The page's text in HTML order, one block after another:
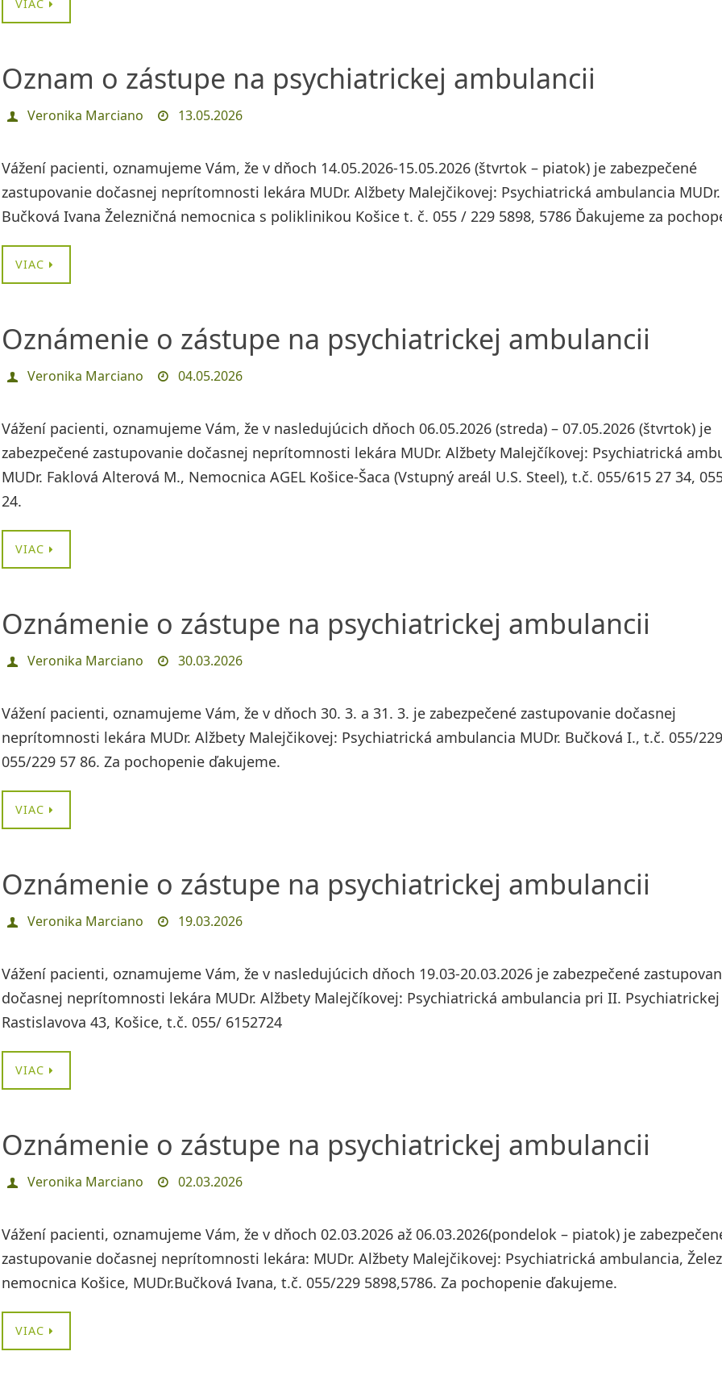
VIAC
Oznam o zástupe na psychiatrickej ambulancii
Veronika Marciano 13.05.2026
Vážení pacienti, oznamujeme Vám, že v dňoch 14.05.2026-15.05.2026 (štvrtok – piatok) je zabezpečené
zastupovanie dočasnej neprítomnosti lekára MUDr. Alžbety Malejčikovej: Psychiatrická ambulancia MUDr.
Bučková Ivana Železničná nemocnica s poliklinikou Košice t. č. 055 / 229 5898, 5786 Ďakujeme za
VIAC
Oznámenie o zástupe na psychiatrickej ambulancii
Veronika Marciano 04.05.2026
Vážení pacienti, oznamujeme Vám, že v nasledujúcich dňoch 06.05.2026 (streda) – 07.05.2026 (štvrtok) je
zabezpečené zastupovanie dočasnej neprítomnosti lekára MUDr. Alžbety Malejčíkovej: Psychiatrická
MUDr. Faklová Alterová M., Nemocnica AGEL Košice-Šaca (Vstupný areál U.S. Steel), t.č. 055/615 27 34,
24.
VIAC
Oznámenie o zástupe na psychiatrickej ambulancii
Veronika Marciano 30.03.2026
Vážení pacienti, oznamujeme Vám, že v dňoch 30. 3. a 31. 3. je zabezpečené zastupovanie dočasnej
neprítomnosti lekára MUDr. Alžbety Malejčikovej: Psychiatrická ambulancia MUDr. Bučková I., t.č. 055/
055/229 57 86. Za pochopenie ďakujeme.
VIAC
Oznámenie o zástupe na psychiatrickej ambulancii
Veronika Marciano 19.03.2026
Vážení pacienti, oznamujeme Vám, že v nasledujúcich dňoch 19.03-20.03.2026 je zabezpečené
dočasnej neprítomnosti lekára MUDr. Alžbety Malejčíkovej: Psychiatrická ambulancia pri II.
Rastislavova 43, Košice, t.č. 055/ 6152724
VIAC
Oznámenie o zástupe na psychiatrickej ambulancii
Veronika Marciano 02.03.2026
Vážení pacienti, oznamujeme Vám, že v dňoch 02.03.2026 až 06.03.2026(pondelok – piatok) je
zastupovanie dočasnej neprítomnosti lekára: MUDr. Alžbety Malejčikovej: Psychiatrická ambulancia,
nemocnica Košice, MUDr.Bučková Ivana, t.č. 055/229 5898,5786. Za pochopenie ďakujeme.
VIAC